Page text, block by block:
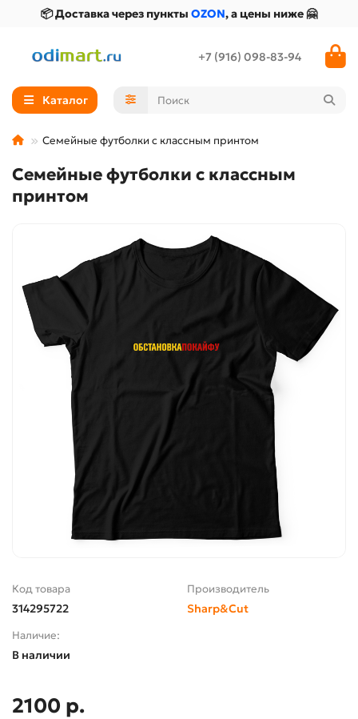
📦 Доставка через пункты OZON, а цены ниже 🤗
+7 (916) 098-83-94
Каталог
Семейные футболки с классным принтом
Семейные футболки с классным
принтом
Код товара
314295722
Производитель
Sharp&Cut
Наличие:
В наличии
2100 р.